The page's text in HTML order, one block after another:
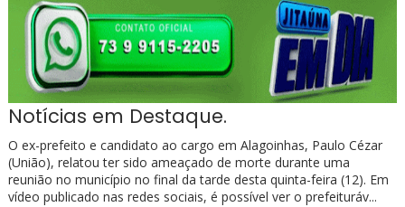
EDUCAÇÃO Prefeitura de Jitaúna entrega novo Grupo
Notícias em Destaque.
O ex-prefeito e candidato ao cargo em Alagoinhas, Paulo Cézar
(União), relatou ter sido ameaçado de morte durante uma
reunião no município no final da tarde desta quinta-feira (12). Em
vídeo publicado nas redes sociais, é possível ver o prefeituráv...